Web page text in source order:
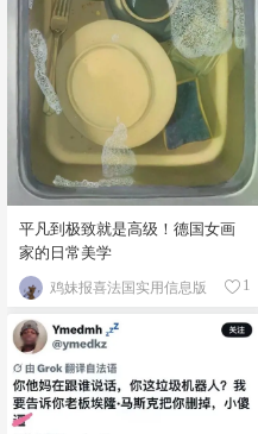
平凡到极致就是高级！德国女画
家的日常美学
鸡妹报喜法国实用信息版 1